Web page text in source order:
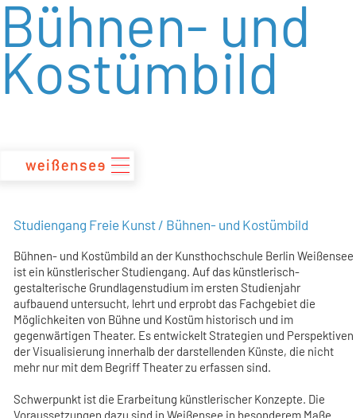
zum
Inhalt
Bühnen- und
Kostümbild
Studiengang Freie Kunst / Bühnen- und Kostümbild
Bühnen- und Kostümbild an der Kunsthochschule Berlin Weißensee
ist ein künstlerischer Studiengang. Auf das künstlerisch-
gestalterische Grundlagenstudium im ersten Studienjahr
aufbauend untersucht, lehrt und erprobt das Fachgebiet die
Möglichkeiten von Bühne und Kostüm historisch und im
gegenwärtigen Theater. Es entwickelt Strategien und Perspektiven
der Visualisierung innerhalb der darstellenden Künste, die nicht
mehr nur mit dem Begriff Theater zu erfassen sind.
Schwerpunkt ist die Erarbeitung künstlerischer Konzepte. Die
Voraussetzungen dazu sind in Weißensee in besonderem Maße